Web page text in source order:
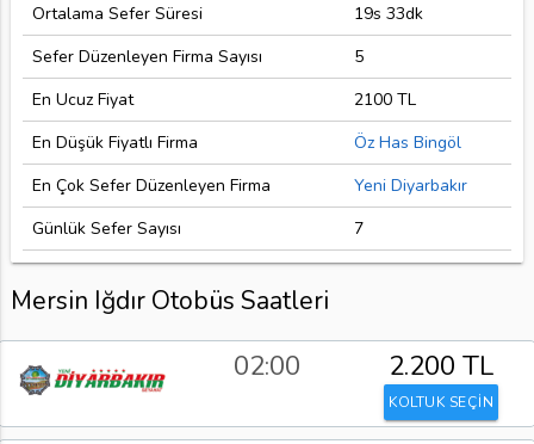
Ortalama Sefer Süresi
19s 33dk
Sefer Düzenleyen Firma Sayısı
5
En Ucuz Fiyat
2100 TL
En Düşük Fiyatlı Firma
Öz Has Bingöl
En Çok Sefer Düzenleyen Firma
Yeni Diyarbakır
Günlük Sefer Sayısı
7
Mersin Iğdır Otobüs Saatleri
02:00 2.200 TL
KOLTUK SEÇİN